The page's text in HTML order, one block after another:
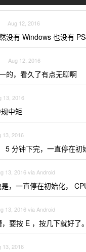
Aug 12, 2016
没有 Windows 也没有
Aug 12, 2016
的，看久了有点无聊啊
13, 2016
中矩
13, 2016
5 分钟下完，一直停在
13, 2016 via Android
，一直停在初始化，
13, 2016 via Android
，要按 E ，按几下就好了
13, 2016